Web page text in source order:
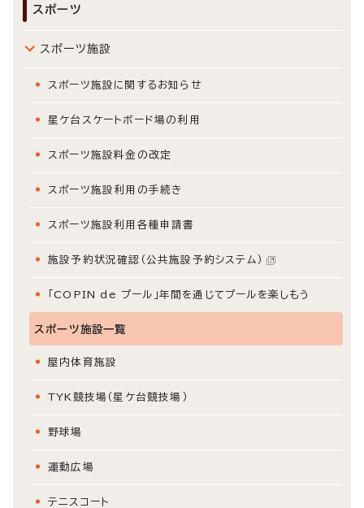
スポーツ
スポーツ施設
スポーツ施設に関するお知らせ
星ケ台スケートボード場の利用
スポーツ施設料金の改定
スポーツ施設利用の手続き
スポーツ施設利用各種申請書
施設予約状況確認（公共施設予約システム）
「COPIN de プール」年間を通じてプールを楽しもう
スポーツ施設一覧
屋内体育施設
TYK競技場（星ケ台競技場）
野球場
運動広場
テニスコート